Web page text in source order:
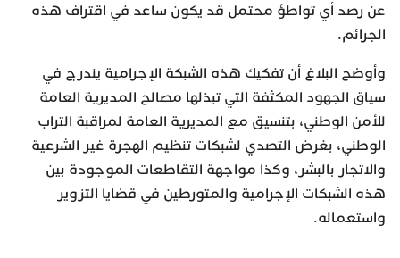
عن رصد أي تواطؤ محتمل قد يكون ساعد في اقتراف هذه
الجرائم.
وأوضح البلاغ أن تفكيك هذه الشبكة الإجرامية يندرج في
سياق الجهود المكثفة التي تبذلها مصالح المديرية العامة
للأمن الوطني، بتنسيق مع المديرية العامة لمراقبة التراب
الوطني، بغرض التصدي لشبكات تنظيم الهجرة غير الشرعية
والاتجار بالبشر، وكذا مواجهة التقاطعات الموجودة بين
هذه الشبكات الإجرامية والمتورطين في قضايا التزوير
واستعماله.